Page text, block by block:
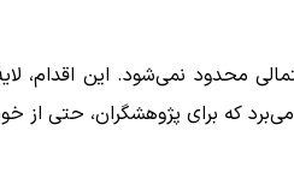
محدود نمی‌شود. این اقدام،
می‌برد که برای پژوهشگران، حتی